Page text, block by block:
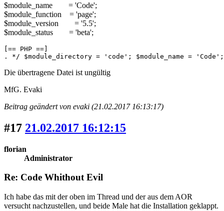
$module_name = 'Code';
$module_function = 'page';
$module_version = '5.5';
$module_status = 'beta';
[== PHP ==]
. */ $module_directory = 'code'; $module_name =
Die übertragene Datei ist ungültig
MfG. Evaki
Beitrag geändert von evaki (21.02.2017 16:13:17)
#17 21.02.2017 16:12:15
florian
Administrator
Re: Code Whithout Evil
Ich habe das mit der oben im Thread und der aus dem AOR
versucht nachzustellen, und beide Male hat die Installation geklappt.